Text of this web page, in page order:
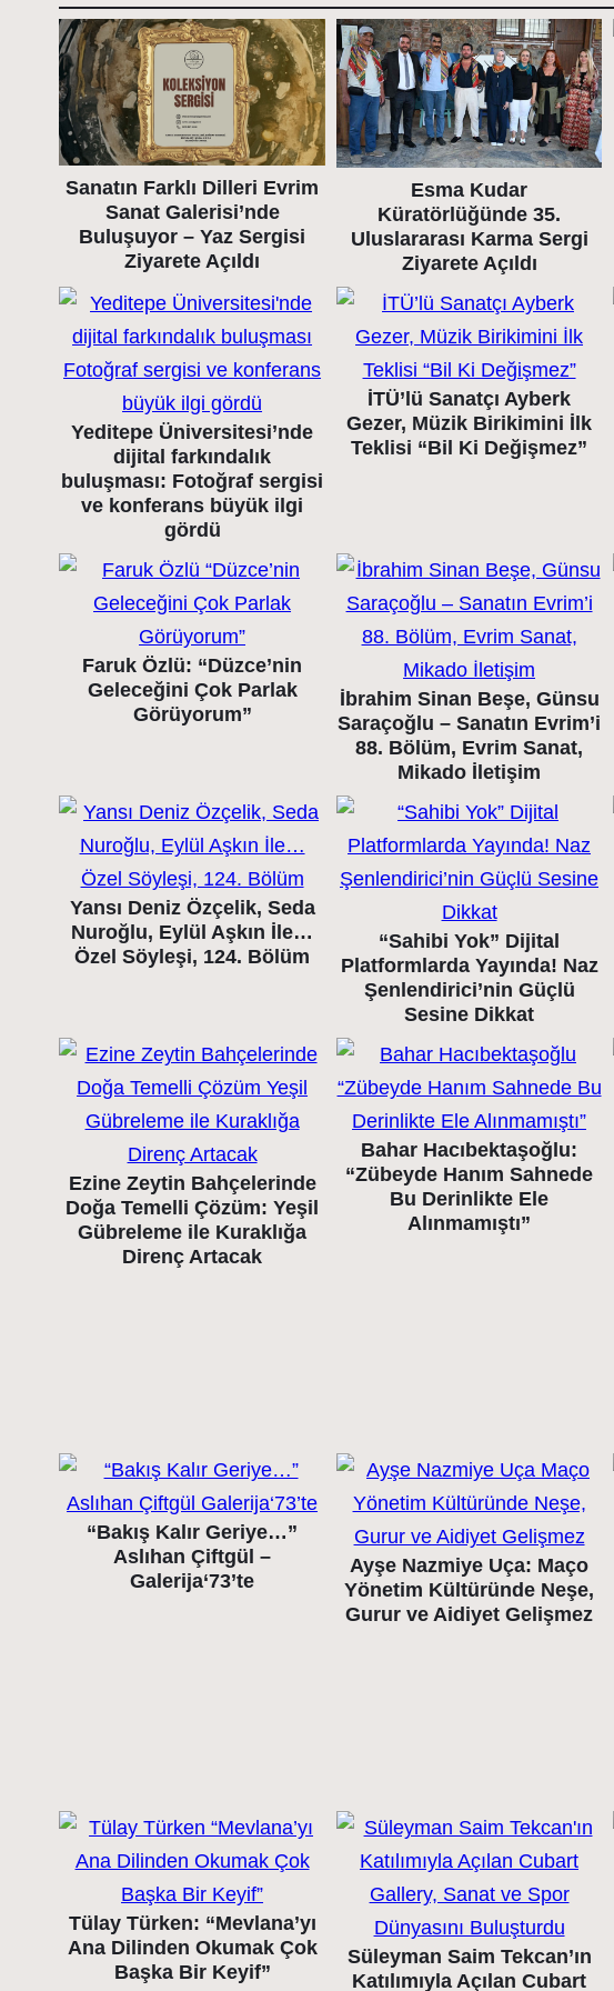
Sanatın Farklı Dilleri Evrim
Sanat Galerisi’nde
Buluşuyor – Yaz Sergisi
Ziyarete Açıldı
Esma Kudar
Küratörlüğünde 35.
Uluslararası Karma Sergi
Ziyarete Açıldı
Yeditepe Üniversitesi’nde
dijital farkındalık
buluşması: Fotoğraf sergisi
ve konferans büyük ilgi
gördü
İTÜ’lü Sanatçı Ayberk
Gezer, Müzik Birikimini İlk
Teklisi “Bil Ki Değişmez”
Faruk Özlü: “Düzce’nin
Geleceğini Çok Parlak
Görüyorum”
İbrahim Sinan Beşe, Günsu
Saraçoğlu – Sanatın Evrim’i
88. Bölüm, Evrim Sanat,
Mikado İletişim
Yansı Deniz Özçelik, Seda
Nuroğlu, Eylül Aşkın İle…
Özel Söyleşi, 124. Bölüm
“Sahibi Yok” Dijital
Platformlarda Yayında! Naz
Şenlendirici’nin Güçlü
Sesine Dikkat
Ezine Zeytin Bahçelerinde
Doğa Temelli Çözüm: Yeşil
Gübreleme ile Kuraklığa
Direnç Artacak
Bahar Hacıbektaşoğlu:
“Zübeyde Hanım Sahnede
Bu Derinlikte Ele
Alınmamıştı”
“Bakış Kalır Geriye…”
Aslıhan Çiftgül –
Galerija‘73’te
Ayşe Nazmiye Uça: Maço
Yönetim Kültüründe Neşe,
Gurur ve Aidiyet Gelişmez
Tülay Türken: “Mevlana’yı
Ana Dilinden Okumak Çok
Başka Bir Keyif”
Süleyman Saim Tekcan’ın
Katılımıyla Açılan Cubart